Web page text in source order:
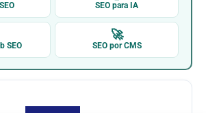
SEO para IA
SEO
🚀
SEO por CMS